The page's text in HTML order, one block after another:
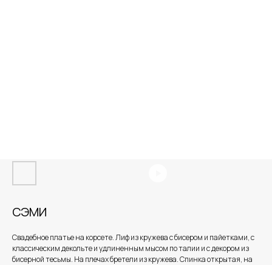
СЭМИ
Свадебное платье на корсете. Лиф из кружева с бисером и пайетками, с
классическим декольте и удлиненным мысом по талии и с декором из
бисерной тесьмы. На плечах бретели из кружева. Спинка открытая, на